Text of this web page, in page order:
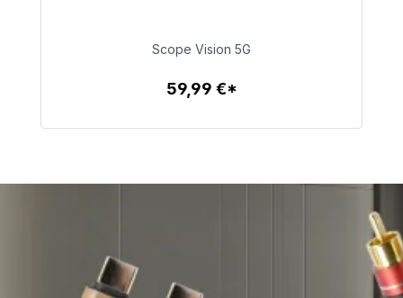
59,99 €
Scope Vision 5G
59,99 €*